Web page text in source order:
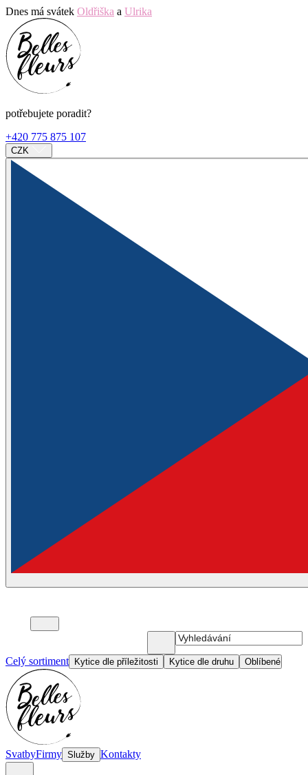
Dnes má svátek Oldřiška a Ulrika
potřebujete poradit?
+420 775 875 107
CZK
Celý sortiment Kytice dle příležitosti Kytice dle druhu Oblíbené
SvatbyFirmy Služby Kontakty